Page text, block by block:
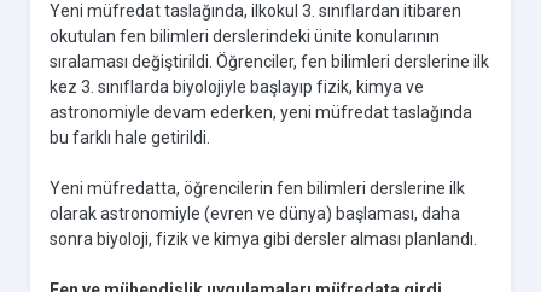
Yeni müfredat taslağında, ilkokul 3. sınıflardan itibaren
okutulan fen bilimleri derslerindeki ünite konularının
sıralaması değiştirildi. Öğrenciler, fen bilimleri derslerine ilk
kez 3. sınıflarda biyolojiyle başlayıp fizik, kimya ve
astronomiyle devam ederken, yeni müfredat taslağında
bu farklı hale getirildi.
Yeni müfredatta, öğrencilerin fen bilimleri derslerine ilk
olarak astronomiyle (evren ve dünya) başlaması, daha
sonra biyoloji, fizik ve kimya gibi dersler alması planlandı.